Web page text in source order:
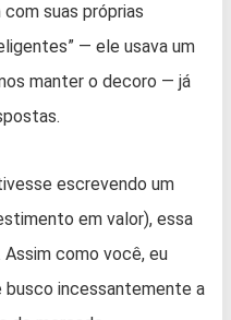
suas próprias
— ele usava um
manter o decoro — já
escrevendo um
em valor), essa
como você, eu
busco incessantemente a